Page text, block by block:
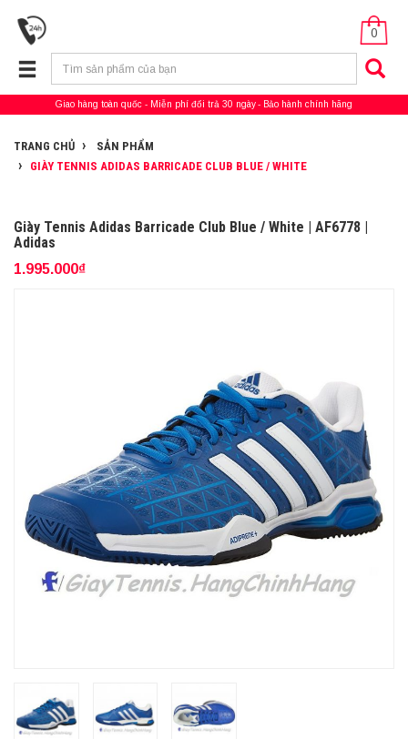
0
Giao hàng toàn quốc Miễn phí đổi trả 30 ngày Bảo hành chính hãng
TRANG CHỦ
SẢN PHẨM
GIÀY TENNIS ADIDAS BARRICADE CLUB BLUE / WHITE
Giày Tennis Adidas Barricade Club Blue / White | AF6778 |
Adidas
1.995.000₫